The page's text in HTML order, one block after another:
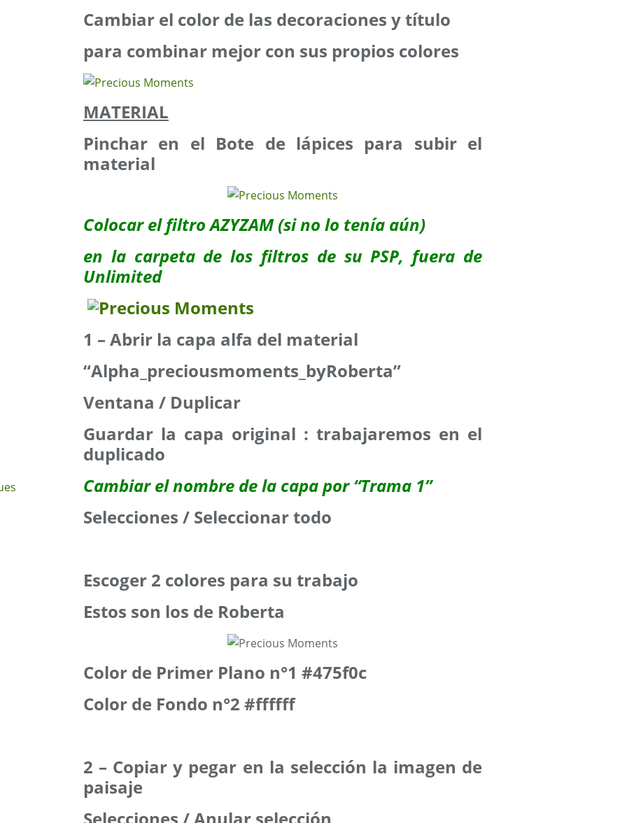
Cambiar el color de las decoraciones y título
para combinar mejor con sus propios colores
MATERIAL
Pinchar en el Bote de lápices para subir el
material
Colocar el filtro AZYZAM (si no lo tenía aún)
en la carpeta de los filtros de su PSP, fuera de
Unlimited
1 – Abrir la capa alfa del material
“Alpha_preciousmoments_byRoberta”
Ventana / Duplicar
Guardar la capa original : trabajaremos en el
duplicado
Cambiar el nombre de la capa por “Trama 1”
Selecciones / Seleccionar todo
Escoger 2 colores para su trabajo
Estos son los de Roberta
Color de Primer Plano n°1 #475f0c
Color de Fondo n°2 #ffffff
2 – Copiar y pegar en la selección la imagen de
paisaje